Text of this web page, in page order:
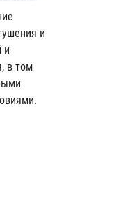
и
и
в том